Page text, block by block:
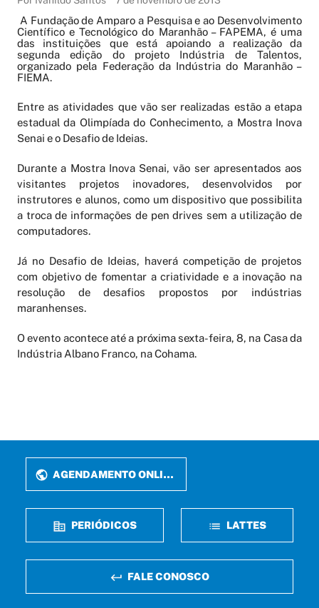
A Fundação de Amparo a Pesquisa e ao Desenvolvimento
Científico e Tecnológico do Maranhão – FAPEMA, é uma
das instituições que está apoiando a realização da
segunda edição do projeto Indústria de Talentos,
organizado pela Federação da Indústria do Maranhão –
FIEMA.
Entre as atividades que vão ser realizadas estão a etapa
estadual da Olimpíada do Conhecimento, a Mostra Inova
Senai e o Desafio de Ideias.
Durante a Mostra Inova Senai, vão ser apresentados aos
visitantes projetos inovadores, desenvolvidos por
instrutores e alunos, como um dispositivo que possibilita
a troca de informações de pen drives sem a utilização de
computadores.
Já no Desafio de Ideias, haverá competição de projetos
com objetivo de fomentar a criatividade e a inovação na
resolução de desafios propostos por indústrias
maranhenses.
O evento acontece até a próxima sexta-feira, 8, na Casa da
Indústria Albano Franco, na Cohama.
AGENDAMENTO ONLINE
PERIÓDICOS LATTES
FALE CONOSCO